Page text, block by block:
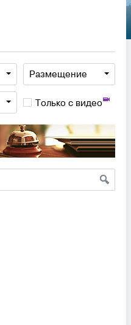
Размещение
Только с видео